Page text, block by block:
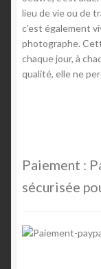
lieu de vie ou de
c’est également
photographe.
chaque jour, à
qualité, elle ne
Paiement :
sécurisée